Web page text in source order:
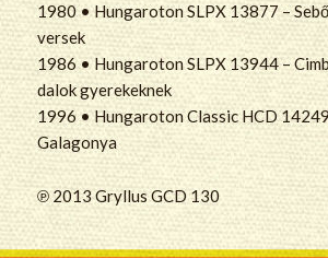
1980 • Hungaroton SLPX 13877 –
versek
1986 • Hungaroton SLPX 13944 –
dalok gyerekeknek
1996 • Hungaroton Classic HCD 14249
Galagonya
℗ 2013 Gryllus GCD 130